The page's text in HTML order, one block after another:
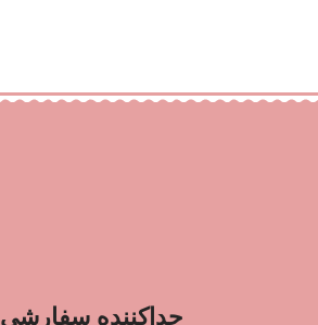
جداکننده سفارشی